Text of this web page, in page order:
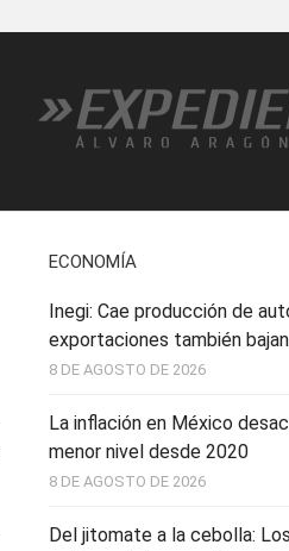
ECONOMÍA
Inegi: Cae producción de
exportaciones también
8 DE AGOSTO DE 2026
La inflación en México
menor nivel desde 2020
8 DE AGOSTO DE 2026
Del jitomate a la cebolla: